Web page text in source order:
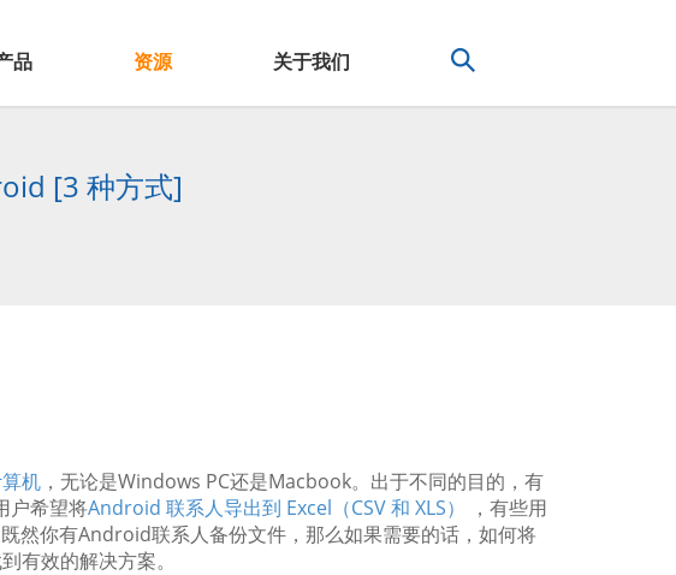
品 资源 关于我们
[3 种方式]
机 ，无论是Windows PC还是Macbook。出于不同的目的，有
户希望将Android 联系人导出到 Excel（CSV 和 XLS）
，有些用
然你有Android联系人备份文件，那么如果需要的话，如何将
有效的解决方案。